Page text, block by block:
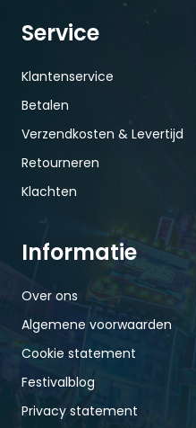
Service
Klantenservice
Betalen
Verzendkosten & Levertijd
Retourneren
Klachten
Informatie
Over ons
Algemene voorwaarden
Cookie statement
Festivalblog
Privacy statement